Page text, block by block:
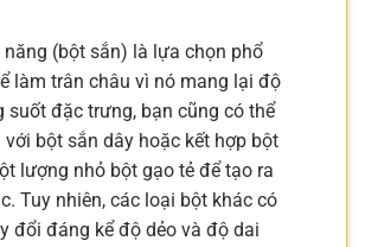
năng (bột sắn) là lựa chọn phổ
làm trân châu vì nó mang lại độ
suốt đặc trưng, bạn cũng có thể
bột sắn dây hoặc kết hợp bột
lượng nhỏ bột gạo tẻ để tạo ra
Tuy nhiên, các loại bột khác có
đổi đáng kể độ dẻo và độ dai